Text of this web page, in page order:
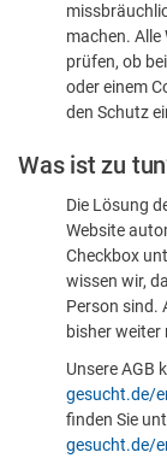
dass
sind
machen. Alle
prüfen, ob
oder einem
den Schutz
Was ist zu
Die Lösung
Website
Checkbox
wissen wir,
Person sind.
bisher weiter
Unsere AGB
gesucht.de/
finden Sie
gesucht.de/